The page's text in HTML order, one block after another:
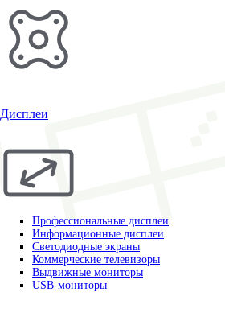
Дисплеи
Профессиональные дисплеи
Информационные дисплеи
Светодиодные экраны
Коммерческие телевизоры
Выдвижные мониторы
USB-мониторы